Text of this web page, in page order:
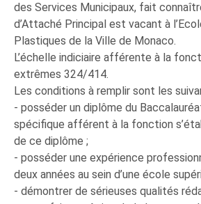
des Services Municipaux, fait
d’Attaché Principal est vacant à
Plastiques de la Ville de Monaco.
L’échelle indiciaire afférente à la
extrêmes 324/414.
Les conditions à remplir sont les
- posséder un diplôme du
spécifique afférent à la fonction
de ce diplôme ;
- posséder une expérience
deux années au sein d’une école
- démontrer de sérieuses qualités